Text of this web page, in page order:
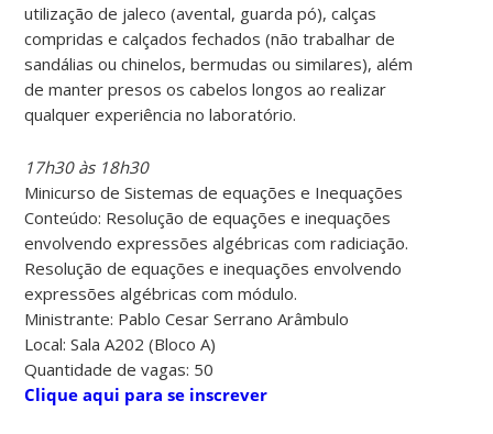
utilização de jaleco (avental, guarda pó), calças
compridas e calçados fechados (não trabalhar de
sandálias ou chinelos, bermudas ou similares), além
de manter presos os cabelos longos ao realizar
qualquer experiência no laboratório.
17h30 às 18h30
Minicurso de Sistemas de equações e Inequações
Conteúdo: Resolução de equações e inequações
envolvendo expressões algébricas com radiciação.
Resolução de equações e inequações envolvendo
expressões algébricas com módulo.
Ministrante: Pablo Cesar Serrano Arâmbulo
Local: Sala A202 (Bloco A)
Quantidade de vagas: 50
Clique aqui para se inscrever